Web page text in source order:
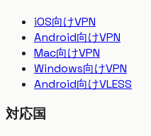
iOS向けVPN
Android向けVPN
Mac向けVPN
Windows向けVPN
Android向けVLESS
対応国